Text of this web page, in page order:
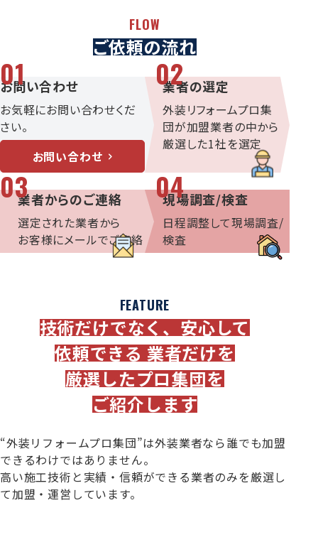
FLOW
ご依頼の流れ
01
お問い合わせ
お気軽にお問い合わせくだ
さい。
お問い合わせ
02
業者の選定
外装リフォームプロ集
団が加盟業者の中から
厳選した1社を選定
03業者からのご連絡
選定された業者から
お客様にメールでご連絡
04
現場調査/検査
日程調整して現場調査/
検査
FEATURE
技術だけでなく、安心して
依頼できる業者だけを
厳選したプロ集団を
ご紹介します
“外装リフォームプロ集団”は外装業者なら誰でも加盟
できるわけではありません。
高い施工技術と実績・信頼ができる業者のみを厳選し
て加盟・運営しています。